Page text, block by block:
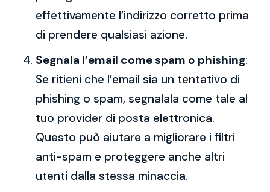
effettivamente l’indirizzo corretto prima
di prendere qualsiasi azione.
Segnala l’email come spam o phishing:
Se ritieni che l’email sia un tentativo di
phishing o spam, segnalala come tale al
tuo provider di posta elettronica.
Questo può aiutare a migliorare i filtri
anti-spam e proteggere anche altri
utenti dalla stessa minaccia.